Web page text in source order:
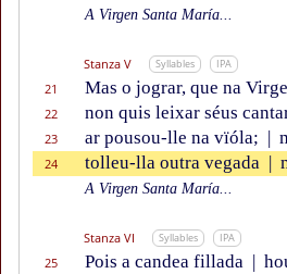
A Virgen Santa María...
Stanza V Syllables IPA
21 Mas o jograr, que na
22 non quis leixar séus
23 ar pousou-lle na vïóla; |
24 tolleu-lla outra vegada |
A Virgen Santa María...
Stanza VI Syllables IPA
25 Pois a candea fillada |